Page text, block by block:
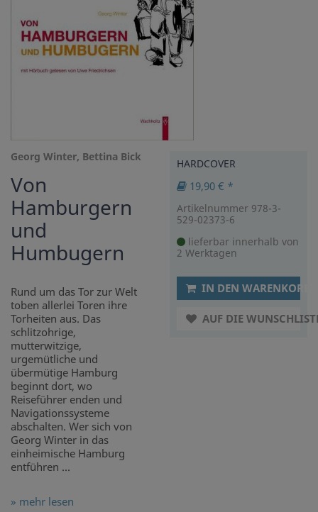
Georg Winter, Bettina Bick
Von
Hamburgern
und
Humbugern
Rund um das Tor zur Welt
toben allerlei Toren ihre
Torheiten aus. Das
schlitzohrige,
mutterwitzige,
urgemütliche und
übermütige Hamburg
beginnt dort, wo
Reiseführer enden und
Navigationssysteme
abschalten. Wer sich von
Georg Winter in das
einheimische Hamburg
entführen ...
» mehr lesen
HARDCOVER
19,90 € *
Artikelnummer 978-3-
529-02373-6
lieferbar innerhalb von
2 Werktagen
IN DEN WARENKORB
AUF DIE